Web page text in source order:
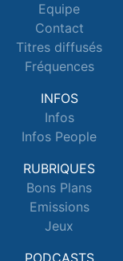
Equipe
Contact
Titres diffusés
Fréquences
INFOS
Infos
Infos People
RUBRIQUES
Bons Plans
Emissions
Jeux